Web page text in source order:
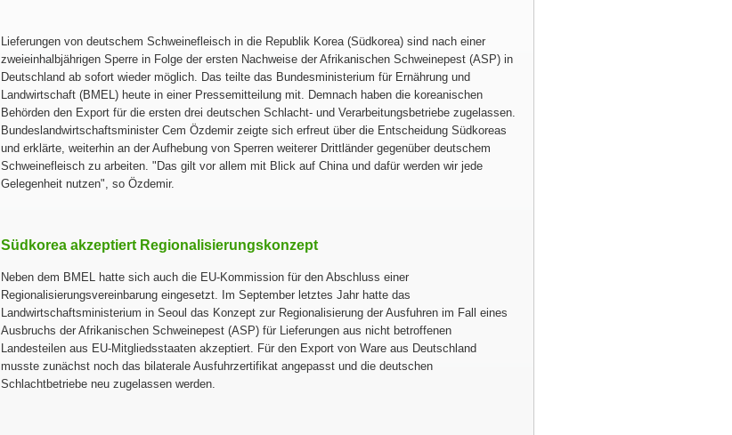
Lieferungen von deutschem Schweinefleisch in die Republik Korea (Südkorea) sind nach einer
zweieinhalbjährigen Sperre in Folge der ersten Nachweise der Afrikanischen Schweinepest (ASP) in
Deutschland ab sofort wieder möglich. Das teilte das Bundesministerium für Ernährung und
Landwirtschaft (BMEL) heute in einer Pressemitteilung mit. Demnach haben die koreanischen
Behörden den Export für die ersten drei deutschen Schlacht- und Verarbeitungsbetriebe zugelassen.
Bundeslandwirtschaftsminister Cem Özdemir zeigte sich erfreut über die Entscheidung Südkoreas
und erklärte, weiterhin an der Aufhebung von Sperren weiterer Drittländer gegenüber deutschem
Schweinefleisch zu arbeiten.
Das gilt vor allem mit Blick auf China und dafür werden wir jede
Gelegenheit nutzen , so Özdemir.
Südkorea akzeptiert Regionalisierungskonzept
Neben dem BMEL hatte sich auch die EU-Kommission für den Abschluss einer
Regionalisierungsvereinbarung eingesetzt. Im September letztes Jahr hatte das
Landwirtschaftsministerium in Seoul das Konzept zur Regionalisierung der Ausfuhren im Fall eines
Ausbruchs der Afrikanischen Schweinepest (ASP) für Lieferungen aus nicht betroffenen
Landesteilen aus EU-Mitgliedsstaaten akzeptiert. Für den Export von Ware aus Deutschland
musste zunächst noch das bilaterale Ausfuhrzertifikat angepasst und die deutschen
Schlachtbetriebe neu zugelassen werden.